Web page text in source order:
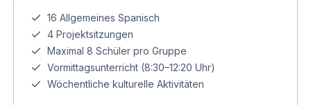
16 Allgemeines Spanisch
4 Projektsitzungen
Maximal 8 Schüler pro Gruppe
Vormittagsunterricht (8:30–12:20 Uhr)
Wöchentliche kulturelle Aktivitäten